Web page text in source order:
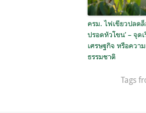
ครม. ไฟเขียวปลดล็
ปรอดหัวโขน’ – จุด
เศรษฐกิจ หรือควา
ธรรมชาติ
Tags